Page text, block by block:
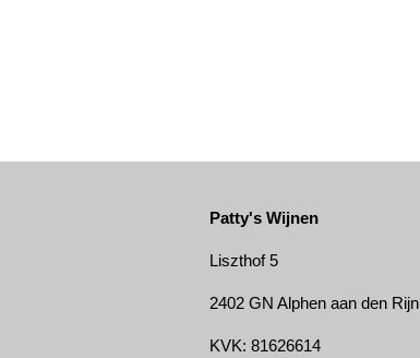
Patty's Wijnen
Liszthof 5
2402 GN Alphen aan den Rijn
KVK: 81626614